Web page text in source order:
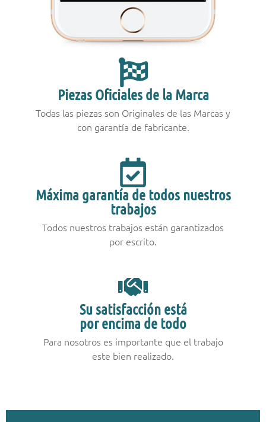
Piezas Oficiales de la Marca
Todas las piezas son Originales de las Marcas y
con garantía de fabricante.
Máxima garantía de todos nuestros
trabajos
Todos nuestros trabajos están garantizados
por escrito.
Su satisfacción está
por encima de todo
Para nosotros es importante que el trabajo
este bien realizado.